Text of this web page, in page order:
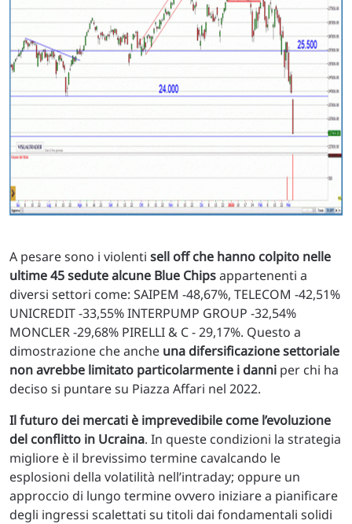
A pesare sono i violenti sell off che hanno colpito nelle
ultime 45 sedute alcune Blue Chipsappartenenti a
diversi settori come: SAIPEM -48,67%, TELECOM -42,51%
UNICREDIT -33,55% INTERPUMP GROUP -32,54%
MONCLER -29,68% PIRELLI & C - 29,17%. Questo a
dimostrazione che anche una difersificazione settoriale
non avrebbe limitato particolarmente i danni per chi ha
deciso si puntare su Piazza Affari nel 2022.
Il futuro dei mercati è imprevedibile come l’evoluzione
del conflitto in Ucraina. In queste condizioni la strategia
migliore è il brevissimo termine cavalcando le
esplosioni della volatilità nell’intraday; oppure un
approccio di lungo termine ovvero iniziare a pianificare
degli ingressi scalettati su titoli dai fondamentali solidi